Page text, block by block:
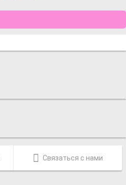
Связаться с нами